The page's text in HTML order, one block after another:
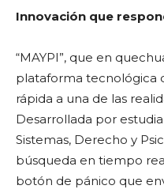
Innovación que
“MAYPI”, que en
plataforma tecnológica
rápida a una de las
Desarrollada por
Sistemas, Derecho y
búsqueda en tiempo
botón de pánico que